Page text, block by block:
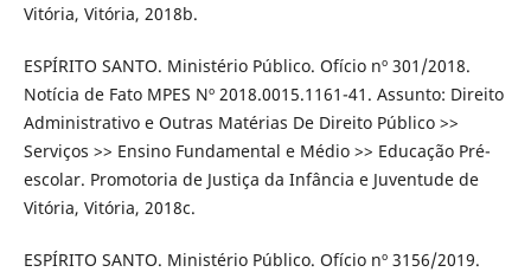
Vitória, Vitória, 2018b.
ESPÍRITO SANTO. Ministério Público. Ofício nº 301/2018.
Notícia de Fato MPES Nº 2018.0015.1161-41. Assunto: Direito
Administrativo e Outras Matérias De Direito Público >>
Serviços >> Ensino Fundamental e Médio >> Educação Pré-
escolar. Promotoria de Justiça da Infância e Juventude de
Vitória, Vitória, 2018c.
ESPÍRITO SANTO. Ministério Público. Ofício nº 3156/2019.